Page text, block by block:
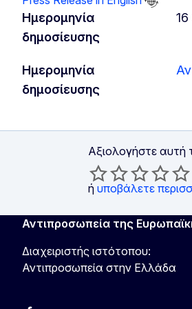
Ημερομηνία
δημοσίευσης
Ημερομηνία
δημοσίευσης
Αξιολογήστε αυτή
ή υποβάλετε
Αντιπροσωπεία της
Διαχειριστής ιστότοπου:
Αντιπροσωπεία στην Ελλάδα